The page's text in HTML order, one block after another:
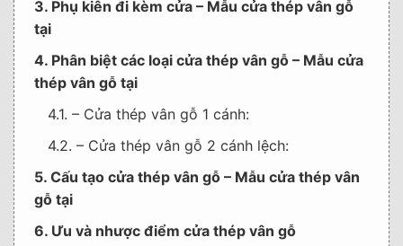
3. Phụ kiên đi kèm cửa – Mẫu cửa thép vân gỗ
tại
4. Phân biệt các loại cửa thép vân gỗ – Mẫu cửa
thép vân gỗ tại
4.1. – Cửa thép vân gỗ 1 cánh:
4.2. – Cửa thép vân gỗ 2 cánh lệch:
5. Cấu tạo cửa thép vân gỗ – Mẫu cửa thép vân
gỗ tại
6. Ưu và nhược điểm cửa thép vân gỗ